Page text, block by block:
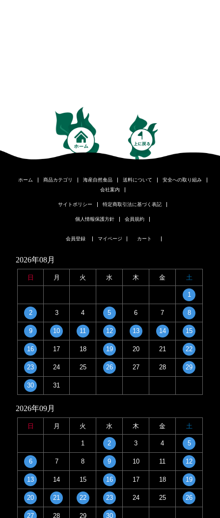
ホーム 商品カテゴリ 海産自然食品 送料について
安全への取り組み
会社案内
サイトポリシー 特定商取引法に基づく表記
個人情報保護方針 会員規約
会員登録 マイページ カート
2026年08月
日 月 火 水 木 金 土
1
2 3 4 5 6 7 8
9 10 11 12 13 14 15
16 17 18 19 20 21 22
23 24 25 26 27 28 29
30 31
2026年09月
日 月 火 水 木 金 土
1 2 3 4 5
6 7 8 9 10 11 12
13 14 15 16 17 18 19
20 21 22 23 24 25 26
27 28 29 30